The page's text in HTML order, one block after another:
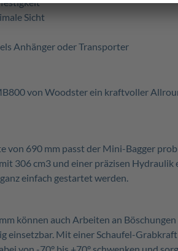
Sicht
Anhänger oder Transporter
von Woodster ein kraftvoller
von 690 mm passt der Mini-Bagger
306 cm3 und einer präzisen
einfach gestartet werden.
können auch Arbeiten an
Mit einer Schaufel-